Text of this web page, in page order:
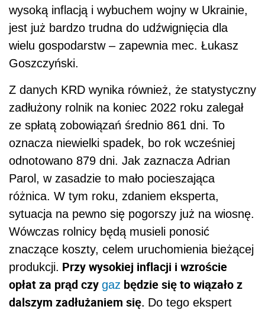
wysoką inflacją i wybuchem wojny w Ukrainie,
jest już bardzo trudna do udźwignięcia dla
wielu gospodarstw – zapewnia mec. Łukasz
Goszczyński.
Z danych KRD wynika również, że statystyczny
zadłużony rolnik na koniec 2022 roku zalegał
ze spłatą zobowiązań średnio 861 dni. To
oznacza niewielki spadek, bo rok wcześniej
odnotowano 879 dni. Jak zaznacza Adrian
Parol, w zasadzie to mało pocieszająca
różnica. W tym roku, zdaniem eksperta,
sytuacja na pewno się pogorszy już na wiosnę.
Wówczas rolnicy będą musieli ponosić
znaczące koszty, celem uruchomienia bieżącej
produkcji. Przy wysokiej inflacji i wzroście
opłat za prąd czy gaz będzie się to wiązało z
dalszym zadłużaniem się. Do tego ekspert